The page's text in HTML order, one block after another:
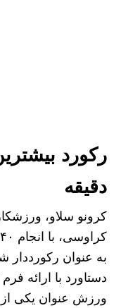
رکورد
دقیقه
کرونو سلاو،
به عنوان
دستاورد با ارائه
ورزش عنوان یکی از